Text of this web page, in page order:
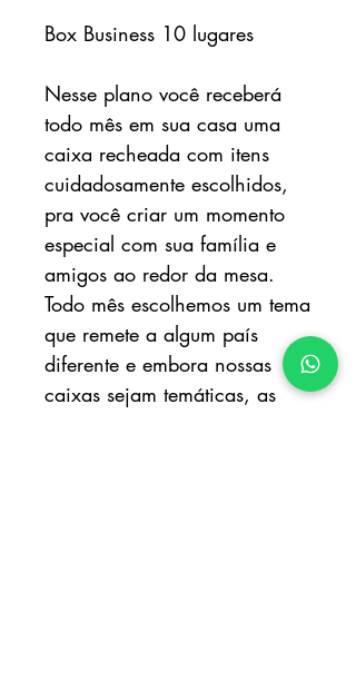
Box Business 10 lugares
Nesse plano você receberá
todo mês em sua casa uma
caixa recheada com itens
cuidadosamente escolhidos,
pra você criar um momento
especial com sua família e
amigos ao redor da mesa.
Todo mês escolhemos um tema
que remete a algum país
diferente e embora nossas
caixas sejam temáticas, as